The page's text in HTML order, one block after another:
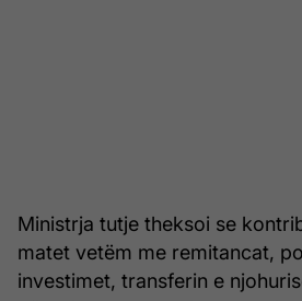
Ministrja tutje theksoi se
matet vetëm me remitancat,
investimet, transferin e